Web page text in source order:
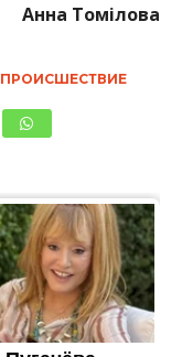
Анна Томілова
ПРОИСШЕСТВИЕ